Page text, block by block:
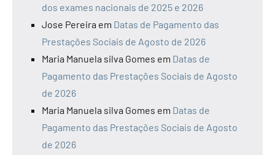
dos exames nacionais de 2025 e 2026
Jose Pereira em Datas de Pagamento das
Prestações Sociais de Agosto de 2026
Maria Manuela silva Gomes em Datas de
Pagamento das Prestações Sociais de Agosto
de 2026
Maria Manuela silva Gomes em Datas de
Pagamento das Prestações Sociais de Agosto
de 2026